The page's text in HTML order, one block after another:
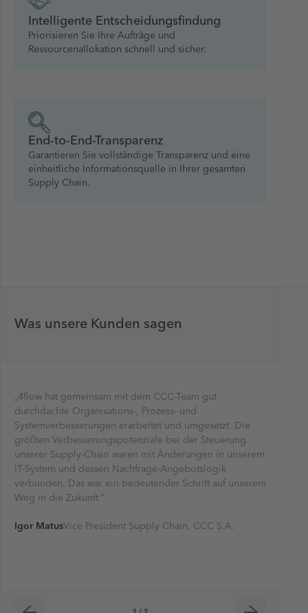
Intelligente Entscheidungsfindung
Priorisieren Sie Ihre Aufträge und
Ressourcenallokation schnell und sicher.
End-to-End-Transparenz
Garantieren Sie vollständige Transparenz und eine
einheitliche Informationsquelle in Ihrer gesamten
Supply Chain.
Was unsere Kunden sagen
„4flow hat gemeinsam mit dem CCC-Team gut
durchdachte Organisations-, Prozess- und
Systemverbesserungen erarbeitet und umgesetzt. Die
größten Verbesserungspotenziale bei der Steuerung
unserer Supply-Chain waren mit Änderungen in unserem
IT-System und dessen Nachfrage-Angebotslogik
verbunden. Das war ein bedeutender Schritt auf unserem
Weg in die Zukunft.“
Igor MatusVice President Supply Chain, CCC S.A.